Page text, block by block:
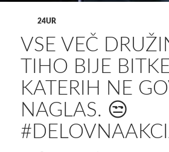
24UR
VSE VEČ
TIHO BIJE
KATERIH NE
NAGLAS. 😒